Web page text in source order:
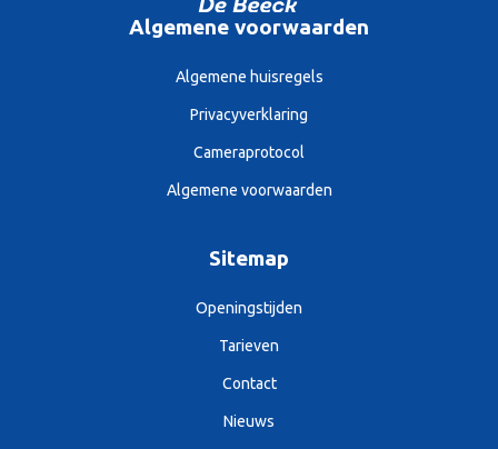
Algemene voorwaarden
Algemene huisregels
Privacyverklaring
Cameraprotocol
Algemene voorwaarden
Sitemap
Openingstijden
Tarieven
Contact
Nieuws